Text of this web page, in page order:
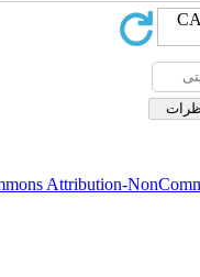
Attribution-